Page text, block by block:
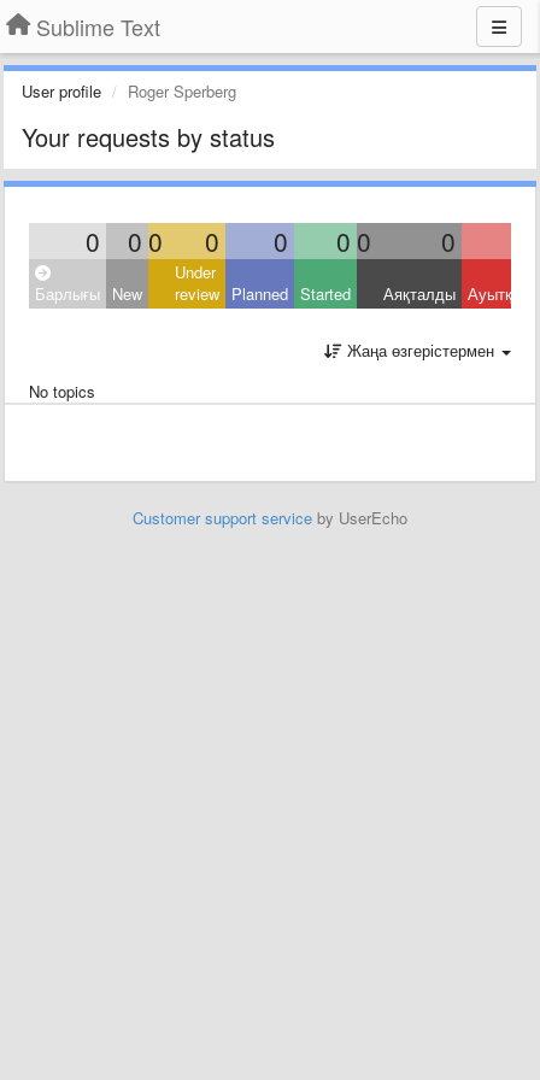
Sublime Text
User profile Roger Sperberg
Your requests by status
0 0 0 0 0 0 0 0
Барлығы New
Under
review Planned Started Аяқталды
Жаңа өзгерістермен
No topics
Customer support service by UserEcho